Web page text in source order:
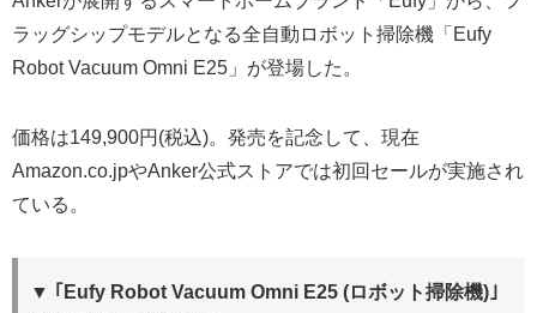
ラッグシップモデルとなる全自動ロボット掃除機「Eufy
Robot Vacuum Omni E25」が登場した。
価格は149,900円(税込)。発売を記念して、現在
Amazon.co.jpやAnker公式ストアでは初回セールが実施され
ている。
▼ ｢Eufy Robot Vacuum Omni E25 (ロボット掃除機)｣